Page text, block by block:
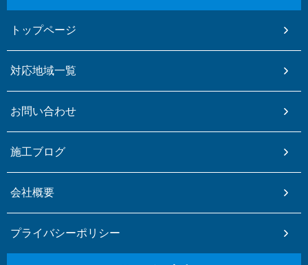
トップページ
対応地域一覧
お問い合わせ
施工ブログ
会社概要
プライバシーポリシー